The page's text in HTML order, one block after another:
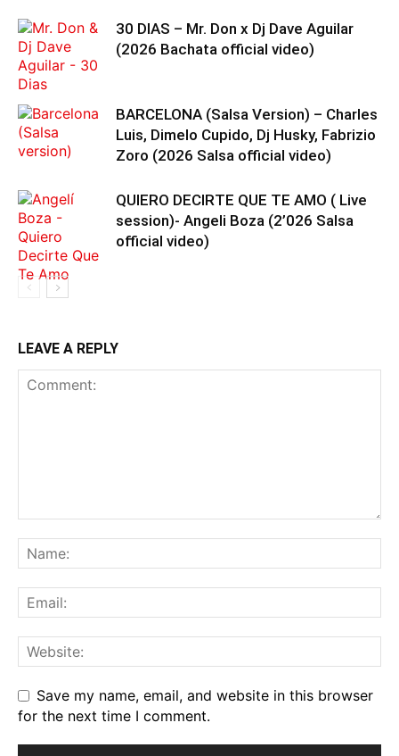
30 DIAS – Mr. Don x Dj Dave Aguilar
(2026 Bachata official video)
BARCELONA (Salsa Version) – Charles
Luis, Dimelo Cupido, Dj Husky, Fabrizio
Zoro (2026 Salsa official video)
QUIERO DECIRTE QUE TE AMO ( Live
session)- Angeli Boza (2’026 Salsa
official video)
LEAVE A REPLY
Save my name, email, and website in this browser
for the next time I comment.